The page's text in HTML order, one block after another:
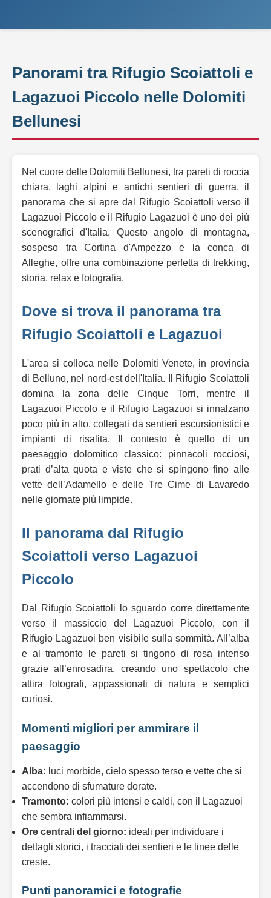
Panorami tra Rifugio Scoiattoli e
Lagazuoi Piccolo nelle Dolomiti
Bellunesi
Nel cuore delle Dolomiti Bellunesi, tra pareti di roccia
chiara, laghi alpini e antichi sentieri di guerra, il
panorama che si apre dal Rifugio Scoiattoli verso il
Lagazuoi Piccolo e il Rifugio Lagazuoi è uno dei più
scenografici d'Italia. Questo angolo di montagna,
sospeso tra Cortina d'Ampezzo e la conca di
Alleghe, offre una combinazione perfetta di trekking,
storia, relax e fotografia.
Dove si trova il panorama tra
Rifugio Scoiattoli e Lagazuoi
L'area si colloca nelle Dolomiti Venete, in provincia
di Belluno, nel nord-est dell'Italia. Il Rifugio Scoiattoli
domina la zona delle Cinque Torri, mentre il
Lagazuoi Piccolo e il Rifugio Lagazuoi si innalzano
poco più in alto, collegati da sentieri escursionistici e
impianti di risalita. Il contesto è quello di un
paesaggio dolomitico classico: pinnacoli rocciosi,
prati d’alta quota e viste che si spingono fino alle
vette dell’Adamello e delle Tre Cime di Lavaredo
nelle giornate più limpide.
Il panorama dal Rifugio
Scoiattoli verso Lagazuoi
Piccolo
Dal Rifugio Scoiattoli lo sguardo corre direttamente
verso il massiccio del Lagazuoi Piccolo, con il
Rifugio Lagazuoi ben visibile sulla sommità. All’alba
e al tramonto le pareti si tingono di rosa intenso
grazie all’enrosadira, creando uno spettacolo che
attira fotografi, appassionati di natura e semplici
curiosi.
Momenti migliori per ammirare il
paesaggio
Alba: luci morbide, cielo spesso terso e vette che si
accendono di sfumature dorate.
Tramonto: colori più intensi e caldi, con il Lagazuoi
che sembra infiammarsi.
Ore centrali del giorno: ideali per individuare i
dettagli storici, i tracciati dei sentieri e le linee delle
creste.
Punti panoramici e fotografie